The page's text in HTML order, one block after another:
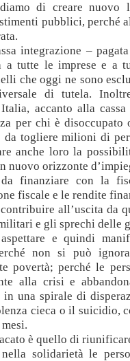
di creare nuovo
pubblici, perché
integrazione –
a tutte le imprese e a
che oggi ne sono
di tutela.
accanto alla
per chi è disoccupato
da togliere milioni di
anche loro la
nuovo orizzonte
finanziare con la
fiscale e le rendite
all’uscita da
e gli sprechi delle
e quindi
non si può
povertà; perché le
alla crisi e
una spirale di
cieca o il suicidio,
è quello di
solidarietà le